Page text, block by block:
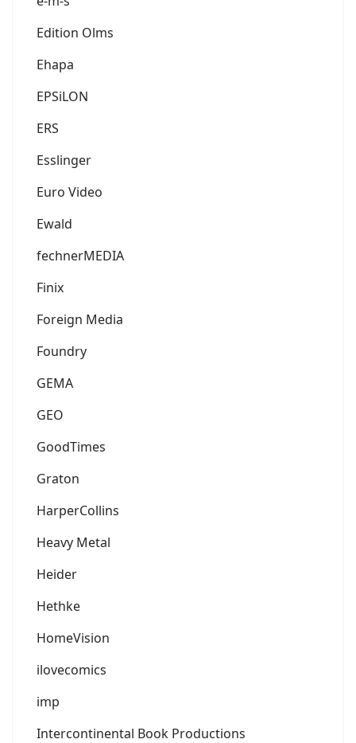
Edition Olms
Ehapa
EPSiLON
ERS
Esslinger
Euro Video
Ewald
fechnerMEDIA
Finix
Foreign Media
Foundry
GEMA
GEO
GoodTimes
Graton
HarperCollins
Heavy Metal
Heider
Hethke
HomeVision
ilovecomics
imp
Intercontinental Book Productions